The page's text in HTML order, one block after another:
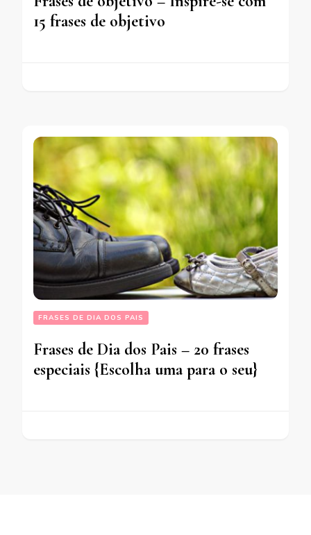
15 frases de objetivo
FRASES DE DIA DOS PAIS
Frases de Dia dos Pais – 20 frases
especiais {Escolha uma para o seu}